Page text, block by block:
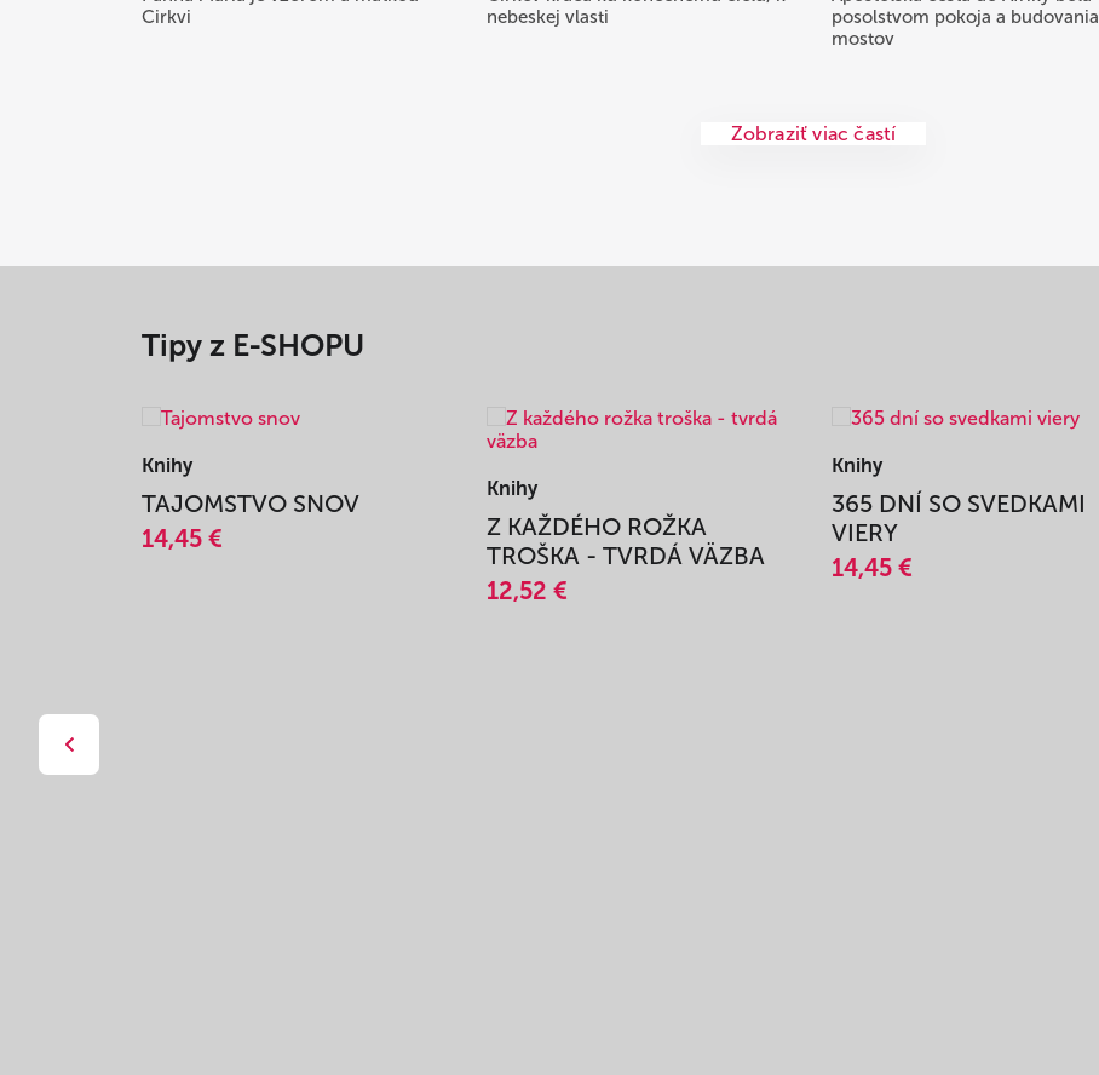
Cirkvi
nebeskej vlasti
posolstvom pokoja a budovania
mostov
Zobraziť viac častí
Tipy z E-SHOPU
Knihy
TAJOMSTVO SNOV
14,45 €
Knihy
Z KAŽDÉHO ROŽKA
TROŠKA - TVRDÁ VÄZBA
12,52 €
Knihy
365 DNÍ SO SVEDKAMI
VIERY
14,45 €